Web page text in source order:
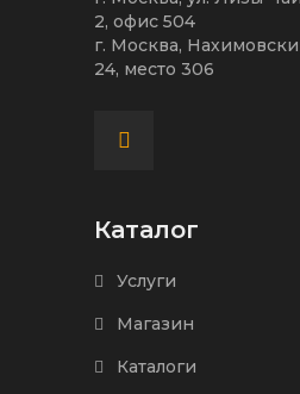
2, офис 504
г. Москва,
24, место 306
Каталог
Услуги
Магазин
Каталоги